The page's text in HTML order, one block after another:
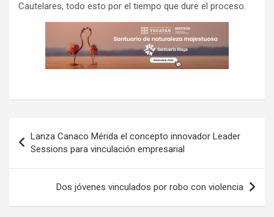
Cautelares, todo esto por el tiempo que dure el proceso.
de
entradas
Lanza Canaco Mérida el concepto innovador Leader
Sessions para vinculación empresarial
Dos jóvenes vinculados por robo con violencia